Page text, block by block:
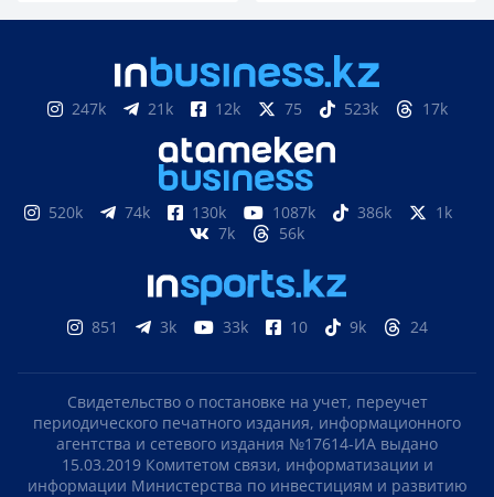
247k 21k 12k 75 523k 17k
520k 74k 130k 1087k 386k
1k
7k
56k
851 3k 33k 10 9k 24
Свидетельство о постановке на учет, переучет
периодического печатного издания, информационного
агентства и сетевого издания №17614-ИА выдано
15.03.2019 Комитетом связи, информатизации и
информации Министерства по инвестициям и развитию